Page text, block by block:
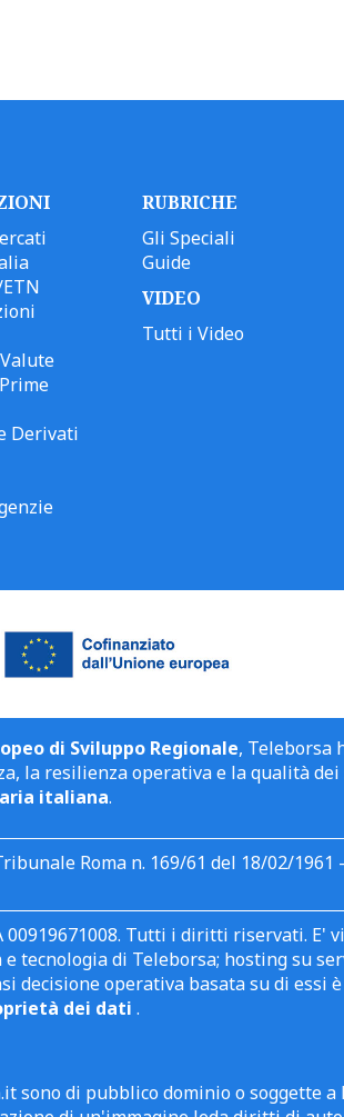
Derivati
RUBRICHE
Gli Speciali
Guide
VIDEO
Tutti i Video
di Sviluppo Regionale, Teleborsa
la resilienza operativa e la qualità
italiana.
Roma n. 169/61 del 18/02/1961
00919671008. Tutti i diritti riservati. E'
tecnologia di Teleborsa; hosting su
decisione operativa basata su di essi
dei dati .
sono di pubblico dominio o soggette